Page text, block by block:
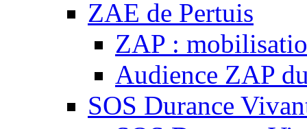
ZAE de Pertuis
ZAP :
Audience ZAP
SOS Durance